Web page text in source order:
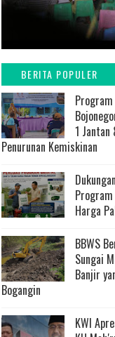
BERITA POPULER
1
Penurunan Kemiskinan
Program
Harga
BBWS
Sungai
Banjir
Bogangin
KWI